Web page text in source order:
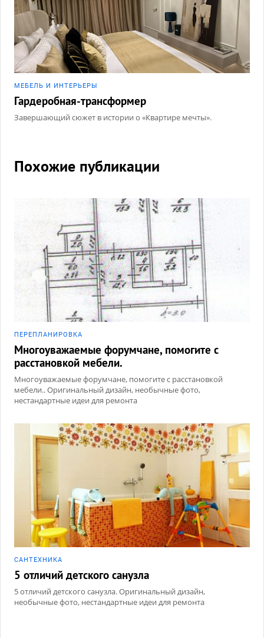
МЕБЕЛЬ И ИНТЕРЬЕРЫ
Гардеробная-трансформер
Завершающий сюжет в истории о «Квартире мечты».
Похожие публикации
ПЕРЕПЛАНИРОВКА
Многоуважаемые форумчане, помогите с
расстановкой мебели.
Многоуважаемые форумчане, помогите с расстановкой
мебели.. Оригинальный дизайн, необычные фото,
нестандартные идеи для ремонта
САНТЕХНИКА
5 отличий детского санузла
5 отличий детского санузла. Оригинальный дизайн,
необычные фото, нестандартные идеи для ремонта